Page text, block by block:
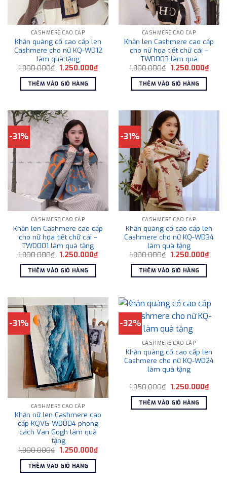
CASHMERE CAO CẤP
Khăn quàng cổ cao cấp len
Cashmere cho nữ KQ-WD12
làm quà tặng
1.800.000₫ Giá
là:
1.800.000₫.
1.250.000₫Giá
hiện
1.250.000₫.
THÊM VÀO GIỎ HÀNG
CASHMERE CAO CẤP
Khăn len Cashmere cao cấp
cho nữ họa tiết chữ cái –
TWD003 làm quà
1.800.000₫ Giá
là:
1.800.000₫.
1.250.000₫Giá
hiện
THÊM VÀO GIỎ HÀNG
-31%
CASHMERE CAO CẤP
Khăn len Cashmere cao cấp
cho nữ họa tiết chữ cái –
TWD001 làm quà tặng
1.800.000₫ Giá
là:
1.800.000₫.
1.250.000₫Giá
hiện
1.250.000₫.
THÊM VÀO GIỎ HÀNG
-31%
CASHMERE CAO CẤP
Khăn quàng cổ cao cấp len
Cashmere cho nữ KQ-WD34
làm quà tặng
1.800.000₫ Giá
là:
1.800.000₫.
1.250.000₫Giá
hiện
THÊM VÀO GIỎ HÀNG
-31%
CASHMERE CAO CẤP
Khăn nữ len Cashmere cao
cấp KQVG-WD004 phong
cách Van Gogh làm quà
tặng
1.800.000₫ Giá
là:
1.800.000₫.
1.250.000₫Giá
hiện
THÊM VÀO GIỎ HÀNG
-32%
CASHMERE CAO CẤP
Khăn quàng cổ cao cấp len
Cashmere cho nữ KQ-WD24
làm quà tặng
1.850.000₫ Giá
là:
1.850.000₫.
1.250.000₫Giá
hiện
THÊM VÀO GIỎ HÀNG